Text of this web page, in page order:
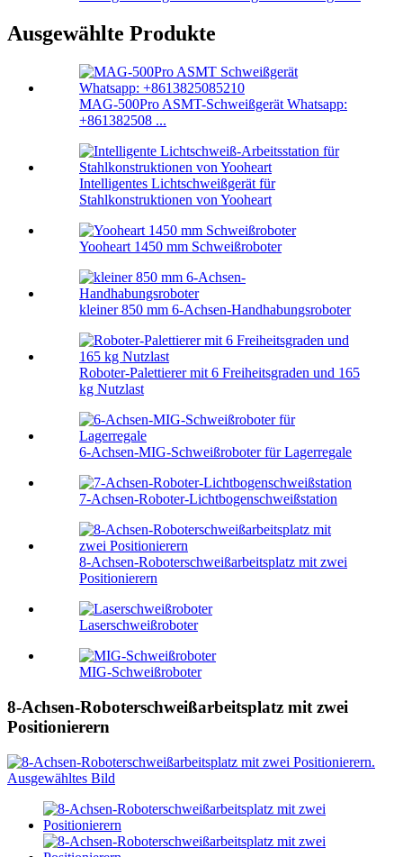
Ausgewählte Produkte
MAG-500Pro ASMT-Schweißgerät Whatsapp:
+861382508 ...
Intelligentes Lichtschweißgerät für
Stahlkonstruktionen von Yooheart
Yooheart 1450 mm Schweißroboter
kleiner 850 mm 6-Achsen-Handhabungsroboter
Roboter-Palettierer mit 6 Freiheitsgraden und 165
kg Nutzlast
6-Achsen-MIG-Schweißroboter für Lagerregale
7-Achsen-Roboter-Lichtbogenschweißstation
8-Achsen-Roboterschweißarbeitsplatz mit zwei
Positionierern
Laserschweißroboter
MIG-Schweißroboter
8-Achsen-Roboterschweißarbeitsplatz mit zwei
Positionierern